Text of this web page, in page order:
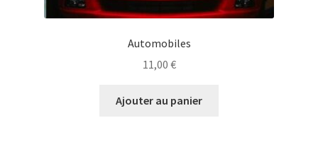
Automobiles
11,00 €
Ajouter au panier